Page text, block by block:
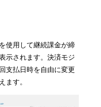
使用して継続課金が締
示されます。決済モジ
支払日時を自由に変更
ます。